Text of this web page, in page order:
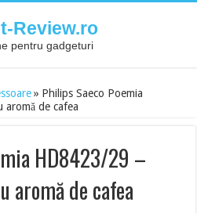
Review.ro
pentru gadgeturi
» Philips Saeco Poemia
de cafea
HD8423/29 –
aromă de cafea